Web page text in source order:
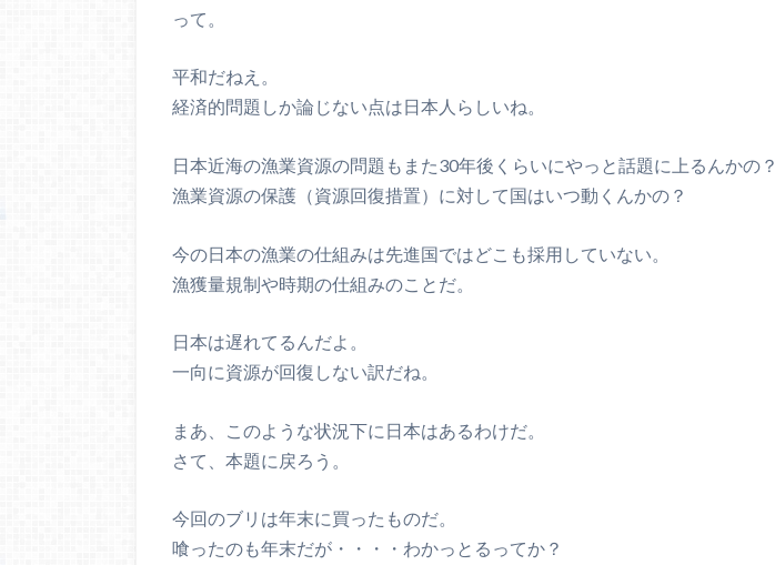
って。
平和だねえ。
経済的問題しか論じない点は日本人らしいね。
日本近海の漁業資源の問題もまた30年後くらいにやっと話題に上るんかの？
漁業資源の保護（資源回復措置）に対して国はいつ動くんかの？
今の日本の漁業の仕組みは先進国ではどこも採用していない。
漁獲量規制や時期の仕組みのことだ。
日本は遅れてるんだよ。
一向に資源が回復しない訳だね。
まあ、このような状況下に日本はあるわけだ。
さて、本題に戻ろう。
今回のブリは年末に買ったものだ。
喰ったのも年末だが・・・・わかっとるってか？